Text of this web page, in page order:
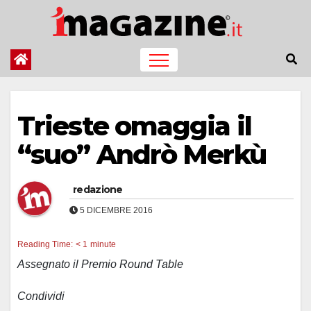
contenuto
Trieste omaggia il
“suo” Andrò Merkù
redazione
5 DICEMBRE 2016
Reading Time: < 1 minute
Assegnato il Premio Round Table
Condividi